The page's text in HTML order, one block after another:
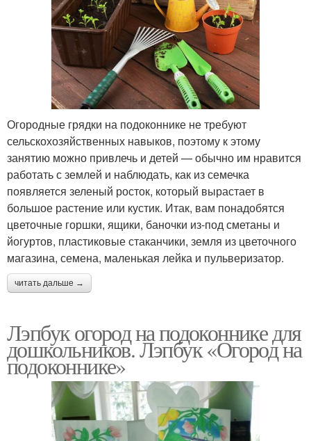
Огородные грядки на подоконнике не требуют
сельскохозяйственных навыков, поэтому к этому
занятию можно привлечь и детей — обычно им нравится
работать с землей и наблюдать, как из семечка
появляется зеленый росток, который вырастает в
большое растение или кустик. Итак, вам понадобятся
цветочные горшки, ящики, баночки из-под сметаны и
йогуртов, пластиковые стаканчики, земля из цветочного
магазина, семена, маленькая лейка и пульверизатор.
читать дальше →
Лэпбук огород на подоконнике для
дошкольников. Лэпбук «Огород на
подоконнике»